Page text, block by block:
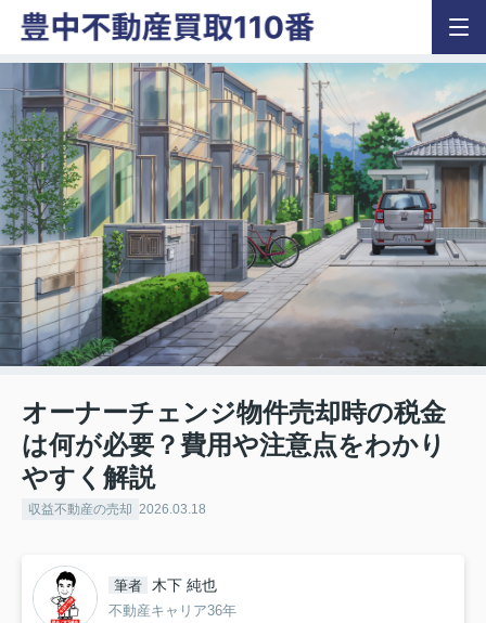
オーナーチェンジ物件売却時の税金
は何が必要？費用や注意点をわかり
やすく解説
収益不動産の売却 2026.03.18
筆者 木下 純也
不動産キャリア36年